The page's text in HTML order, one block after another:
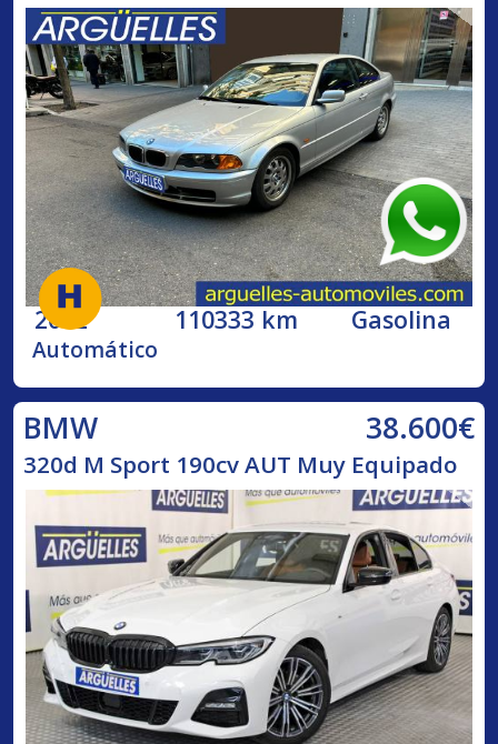
2002 110333 km Gasolina
Automático
BMW 38.600€
320d M Sport 190cv AUT Muy Equipado